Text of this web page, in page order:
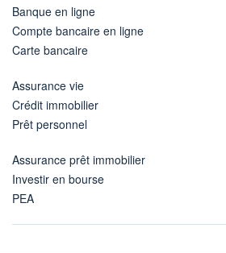
Banque en ligne
Compte bancaire en ligne
Carte bancaire
Assurance vie
Crédit immobilier
Prêt personnel
Assurance prêt immobilier
Investir en bourse
PEA